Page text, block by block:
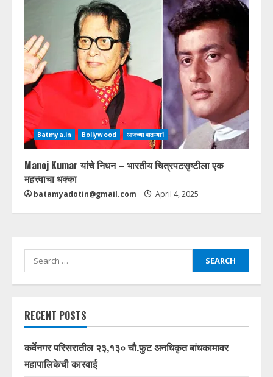
Batmya.in Bollywood आजच्या बातम्या1
Manoj Kumar यांचे निधन – भारतीय चित्रपटसृष्टीला एक
महत्त्वाचा धक्का
batamyadotin@gmail.com April 4, 2025
Search
for:
RECENT POSTS
कर्वेनगर परिसरातील २३,१३० चौ.फुट अनधिकृत बांधकामावर
महापालिकेची कारवाई